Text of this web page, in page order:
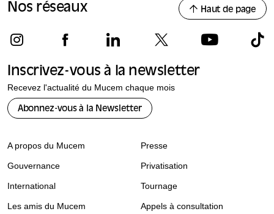
Nos réseaux Haut de page
Inscrivez-vous à la newsletter
Recevez l'actualité du Mucem chaque mois
Abonnez-vous à la Newsletter
A propos du Mucem
Gouvernance
International
Les amis du Mucem
Presse
Privatisation
Tournage
Appels à consultation